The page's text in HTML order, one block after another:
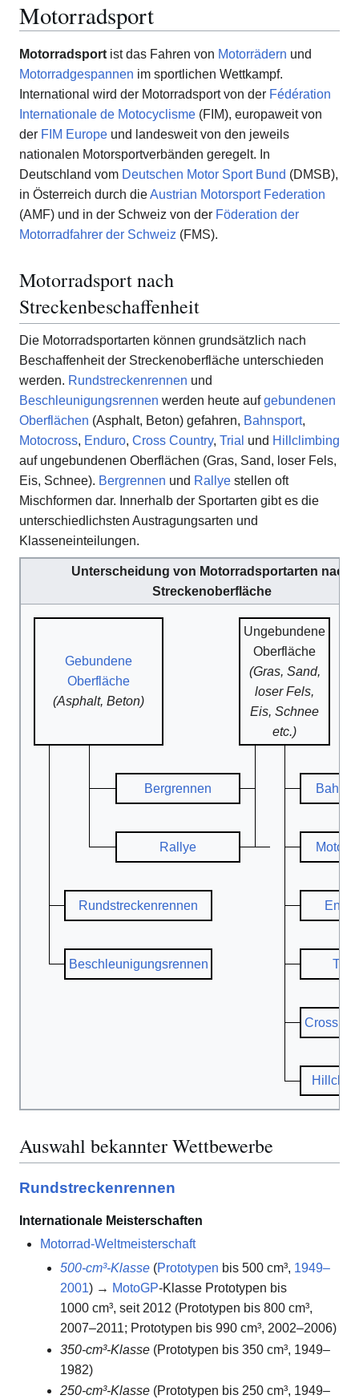
Motorradsport
Motorradsport ist das Fahren von Motorrädern und
Motorradgespannen im sportlichen Wettkampf.
International wird der Motorradsport von der Fédération
Internationale de Motocyclisme (FIM), europaweit von
der FIM Europe und landesweit von den jeweils
nationalen Motorsportverbänden geregelt. In
Deutschland vom Deutschen Motor Sport Bund (DMSB),
in Österreich durch dieAustrian Motorsport Federation
(AMF) und in der Schweiz von der Föderation der
Motorradfahrer der Schweiz (FMS).
Motorradsport nach
Streckenbeschaffenheit
Die Motorradsportarten können grundsätzlich nach
Beschaffenheit der Streckenoberfläche unterschieden
werden. Rundstreckenrennen und
Beschleunigungsrennen werden heute aufgebundenen
Oberflächen (Asphalt, Beton) gefahren, Bahnsport,
Motocross, Enduro, Cross Country, Trial und Hillclimbing
auf ungebundenen Oberflächen (Gras, Sand, loser Fels,
Eis, Schnee). Bergrennen und Rallye stellen oft
Mischformen dar. Innerhalb der Sportarten gibt es die
unterschiedlichsten Austragungsarten und
Klasseneinteilungen.
Unterscheidung von Motorradsportarten nach
Streckenoberfläche
Gebundene
Oberfläche
(Asphalt, Beton)
Ungebundene
Oberfläche
(Gras, Sand,
loser Fels,
Eis, Schnee
etc.)
Bergrennen
Rallye
Rundstreckenrennen
Beschleunigungsrennen Trail
Cross
Auswahl bekannter Wettbewerbe
Rundstreckenrennen
Internationale Meisterschaften
Motorrad-Weltmeisterschaft
500-cm³-Klasse (Prototypen bis 500 cm³, 1949–
2001) → MotoGP-Klasse Prototypen bis
1000 cm³, seit 2012 (Prototypen bis 800 cm³,
2007–2011; Prototypen bis 990 cm³, 2002–2006)
350-cm³-Klasse (Prototypen bis 350 cm³, 1949–
1982)
250-cm³-Klasse (Prototypen bis 250 cm³, 1949–